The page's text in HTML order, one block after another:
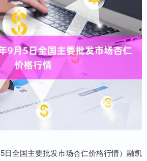
5日全国主要批发市场杏仁价格行情）融凯